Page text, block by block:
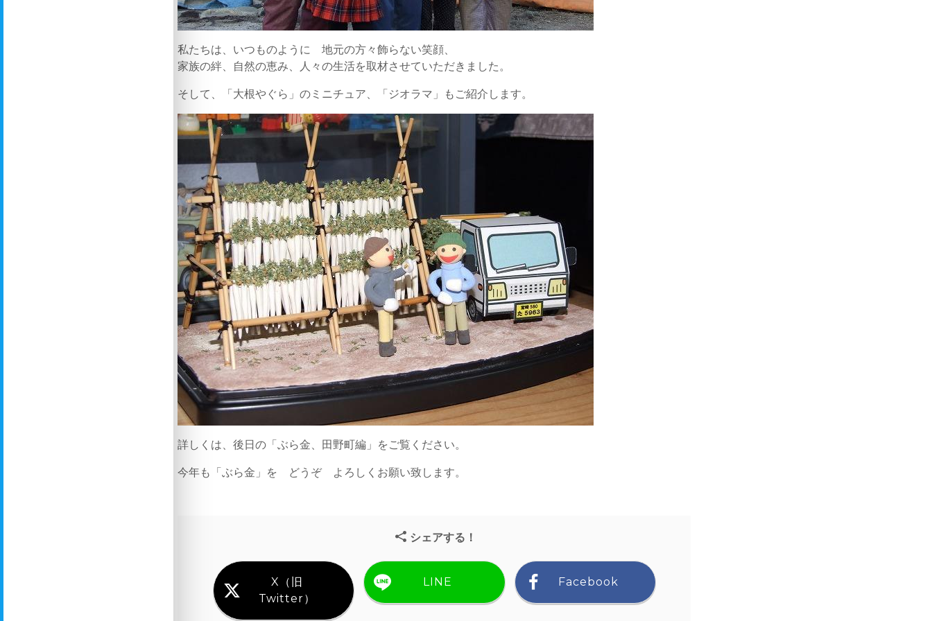
私たちは、いつものように 地元の方々飾らない笑顔、
家族の絆、自然の恵み、人々の生活を取材させていただきました。
そして、「大根やぐら」のミニチュア、「ジオラマ」もご紹介します。
詳しくは、後日の「ぶら金、田野町編」をご覧ください。
今年も「ぶら金」を どうぞ よろしくお願い致します。
シェアする！
X（旧
Twitter）
LINE Facebook